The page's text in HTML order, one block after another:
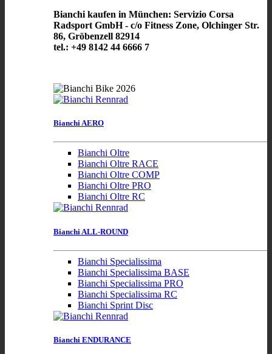
Bianchi kaufen in München: Servizio Corsa
Radsport GmbH - c/o Fitness Zone, Olchinger Str.
86, Gröbenzell 82914
tel.: +49 8142 44 6666 7
Bianchi AERO
Bianchi Oltre
Bianchi Oltre RACE
Bianchi Oltre COMP
Bianchi Oltre PRO
Bianchi Oltre RC
Bianchi ALL-ROUND
Bianchi Specialissima
Bianchi Specialissima BASE
Bianchi Specialissima PRO
Bianchi Specialissima RC
Bianchi Sprint Disc
Bianchi ENDURANCE